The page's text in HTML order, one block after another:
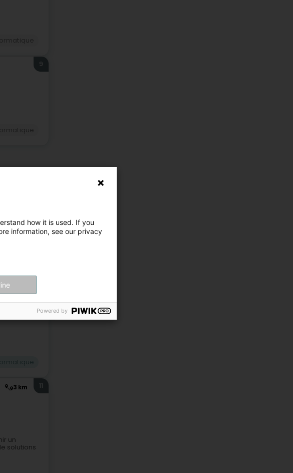
9
vos
3 km 11
un
solutions
how it is used. If you
information, see our privacy
Powered by